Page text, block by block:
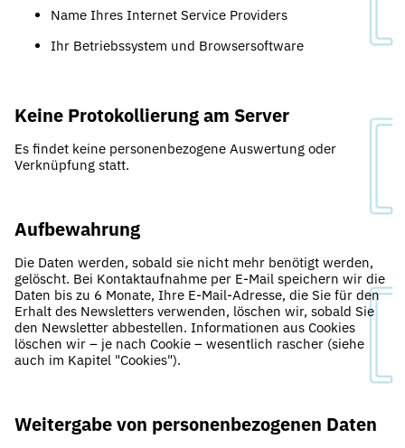
Name Ihres Internet Service Providers
Ihr Betriebssystem und Browsersoftware
Keine Protokollierung am Server
Es findet keine personenbezogene Auswertung oder
Verknüpfung statt.
Aufbewahrung
Die Daten werden, sobald sie nicht mehr benötigt werden,
gelöscht. Bei Kontaktaufnahme per E-Mail speichern wir die
Daten bis zu 6 Monate, Ihre E-Mail-Adresse, die Sie für den
Erhalt des Newsletters verwenden, löschen wir, sobald Sie
den Newsletter abbestellen. Informationen aus Cookies
löschen wir – je nach Cookie – wesentlich rascher (siehe
auch im Kapitel "Cookies").
Weitergabe von personenbezogenen Daten